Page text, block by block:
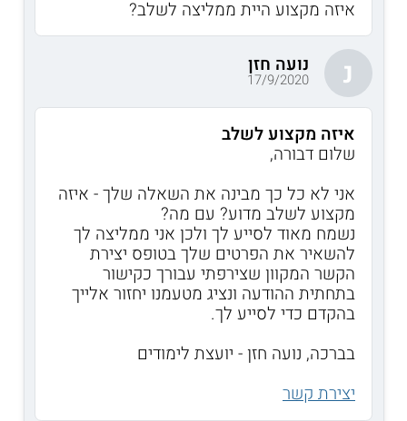
איזה מקצוע היית ממליצה לשלב?
נ נועה חזן
17/9/2020
איזה מקצוע לשלב
שלום דבורה,
אני לא כל כך מבינה את השאלה שלך - איזה
מקצוע לשלב מדוע? עם מה?
נשמח מאוד לסייע לך ולכן אני ממליצה לך
להשאיר את הפרטים שלך בטופס יצירת
הקשר המקוון שצירפתי עבורך כקישור
בתחתית ההודעה ונציג מטעמנו יחזור אלייך
בהקדם כדי לסייע לך.
בברכה, נועה חזן - יועצת לימודים
יצירת קשר